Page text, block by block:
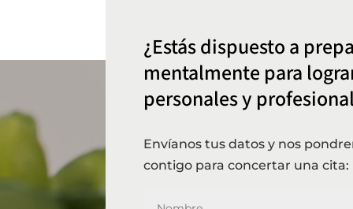
¿Estás dispuesto a
mentalmente para
personales y
Envíanos tus datos y nos
contigo para concertar una cita: